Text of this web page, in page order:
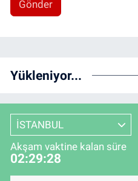
Gönder
Yükleniyor...
İSTANBUL
Akşam vaktine kalan süre
02:29:28